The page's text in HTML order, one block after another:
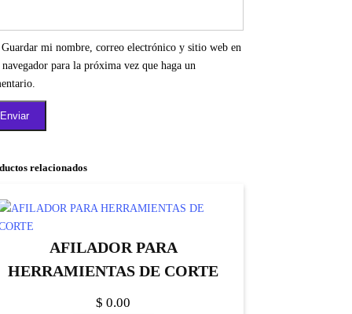
Guardar mi nombre, correo electrónico y sitio web en
navegador para la próxima vez que haga un
relacionados
AFILADOR PARA
HERRAMIENTAS DE CORTE
$ 0.00